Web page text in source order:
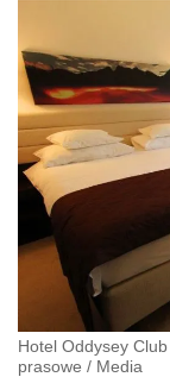
Hotel Oddysey
prasowe / Media